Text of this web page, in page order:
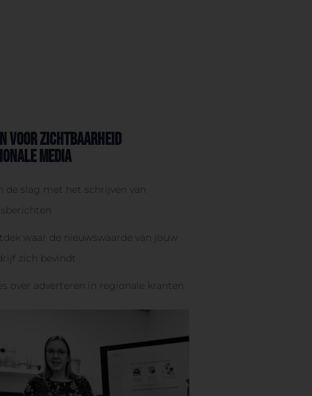
voor zichtbaarheid
media
de slag met het schrijven van
waar de nieuwswaarde van jouw
zich bevindt
over adverteren in regionale kranten